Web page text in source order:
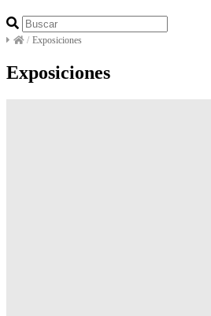
/ Exposiciones
Exposiciones